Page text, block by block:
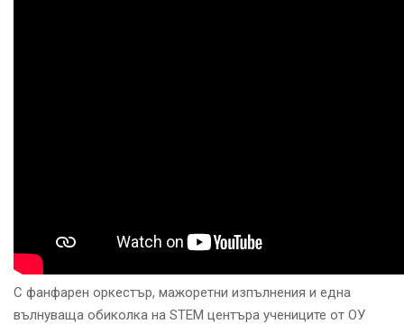
С фанфарен оркестър, мажоретни изпълнения и една
вълнуваща обиколка на STEM центъра учениците от ОУ